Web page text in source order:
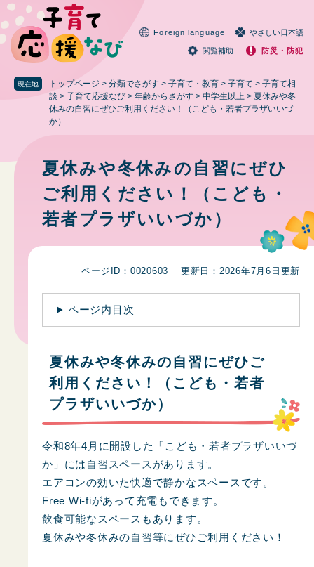
ペ
ー
ジ
Foreign language やさしい日本語
閲覧補助 防災・防犯
現在地 トップページ > 分類でさがす > 子育て・教育 > 子育て > 子育て相
談 > 子育て応援なび > 年齢からさがす > 中学生以上 > 夏休みや冬
休みの自習にぜひご利用ください！（こども・若者プラザいいづ
か）
文
夏休みや冬休みの自習にぜひ
ご利用ください！（こども・
若者プラザいいづか）
ページID：0020603 更新日：2026年7月6日更新
ページ内目次
夏休みや冬休みの自習にぜひご
利用ください！（こども・若者
プラザいいづか）
令和8年4月に開設した「こども・若者プラザいいづ
か」には自習スペースがあります。
エアコンの効いた快適で静かなスペースです。
Free Wi-fiがあって充電もできます。
飲食可能なスペースもあります。
夏休みや冬休みの自習等にぜひご利用ください！